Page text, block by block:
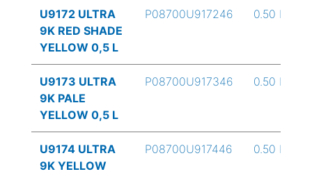
U9172 ULTRA
9K RED SHADE
YELLOW 0,5 L
P08700U917246 0.50 L
U9173 ULTRA
9K PALE
YELLOW 0,5 L
P08700U917346 0.50 L
U9174 ULTRA
9K YELLOW
P08700U917446 0.50 L